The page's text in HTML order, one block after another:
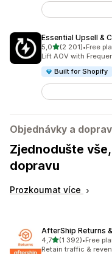
Essential Upsell &
5,0z 5 hvězd
(2 201)
Celkový počet
•Free
Lift AOV with
Built for Shopify
Objednávky a
Zjednodušte
dopravu
Prozkoumat více
AfterShip Returns
4,7z 5 hvězd
(1 392)
Celkový počet
•Free
Retain traffic &